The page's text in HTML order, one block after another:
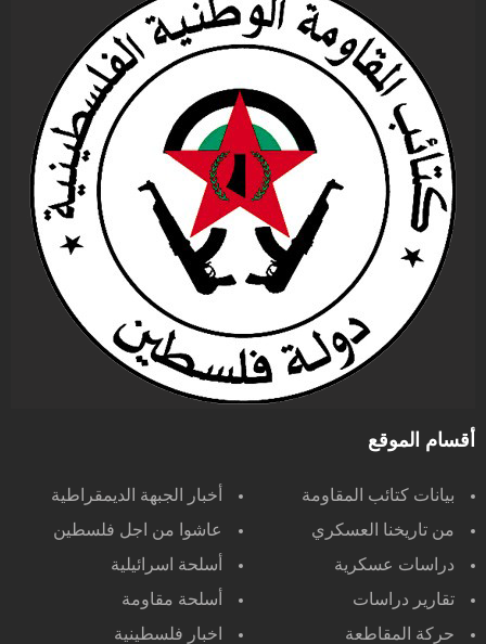
أقسام الموقع
بيانات كتائب المقاومة
أخبار الجبهة الديمقراطية
من تاريخنا العسكري
عاشوا من اجل فلسطين
دراسات عسكرية
أسلحة اسرائيلية
تقارير دراسات
أسلحة مقاومة
حركة المقاطعة
اخبار فلسطينية